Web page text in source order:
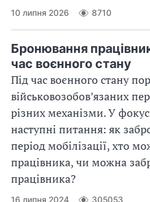
10 липня 2026 8710
Бронювання
час воєнного стану
Під час воєнного стану
військовозобов’язаних
різних механізми. У
наступні питання: як
період мобілізації, хто
працівника, чи можна
працівника?
16 липня 2024 305053